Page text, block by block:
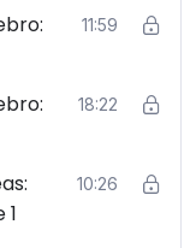
de los modelos
como es el
claves como las
de
etc.
de las
11:59
18:22
10:26